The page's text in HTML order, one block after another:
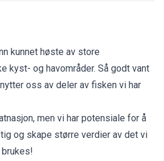
kunnet høste av store
kyst- og havområder. Så godt vant
oss av deler av fisken vi har
men vi har potensiale for å
og skape større verdier av det vi
brukes!